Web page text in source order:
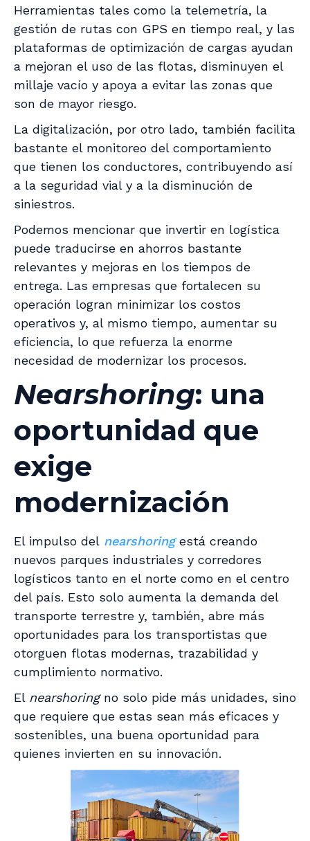
Herramientas tales como la telemetría, la
gestión de rutas con GPS en tiempo real, y las
plataformas de optimización de cargas ayudan
a mejoran el uso de las flotas, disminuyen el
millaje vacío y apoya a evitar las zonas que
son de mayor riesgo.
La digitalización, por otro lado, también facilita
bastante el monitoreo del comportamiento
que tienen los conductores, contribuyendo así
a la seguridad vial y a la disminución de
siniestros.
Podemos mencionar que invertir en logística
puede traducirse en ahorros bastante
relevantes y mejoras en los tiempos de
entrega. Las empresas que fortalecen su
operación logran minimizar los costos
operativos y, al mismo tiempo, aumentar su
eficiencia, lo que refuerza la enorme
necesidad de modernizar los procesos.
Nearshoring: una
oportunidad que
exige
modernización
El impulso del nearshoringestá creando
nuevos parques industriales y corredores
logísticos tanto en el norte como en el centro
del país. Esto solo aumenta la demanda del
transporte terrestre y, también, abre más
oportunidades para los transportistas que
otorguen flotas modernas, trazabilidad y
cumplimiento normativo.
El nearshoringno solo pide más unidades, sino
que requiere que estas sean más eficaces y
sostenibles, una buena oportunidad para
quienes invierten en su innovación.